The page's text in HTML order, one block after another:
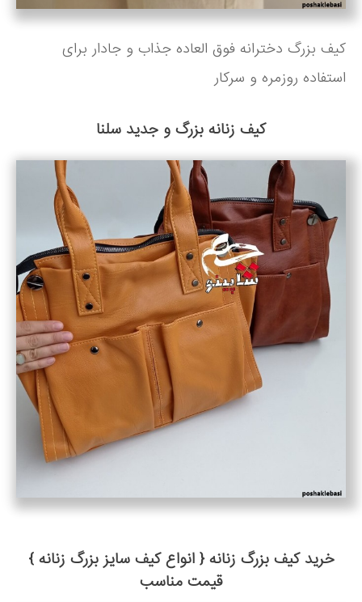
کیف بزرگ دخترانه فوق العاده جذاب و جادار برای
استفاده روزمره و سرکار
کیف زنانه بزرگ و جدید سلنا
خرید کیف بزرگ زنانه { انواع کیف سایز بزرگ زنانه }
قیمت مناسب